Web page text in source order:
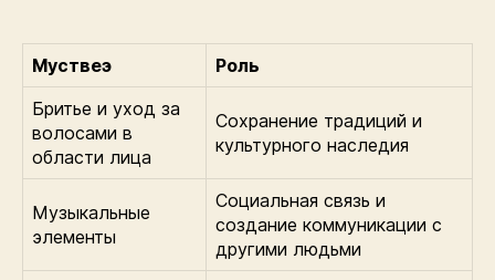
Муствеэ
Роль
Бритье и уход за
волосами в
области лица
Сохранение традиций и
культурного наследия
Музыкальные
элементы
Социальная связь и
создание коммуникации с
другими людьми